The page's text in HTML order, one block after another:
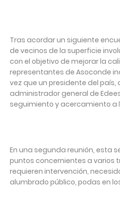
Tras acordar un siguiente
de vecinos de la superficie
con el objetivo de mejorar la
representantes de Asoconde
vez que un presidente del país,
administrador general de
seguimiento y acercamiento a
En una segunda reunión, esta
puntos concernientes a varios
requieren intervención,
alumbrado público, podas en